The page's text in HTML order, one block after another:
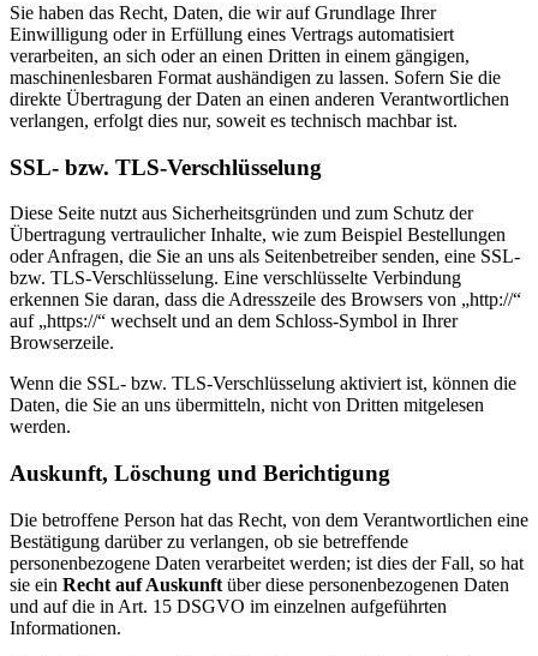
Sie haben das Recht, Daten, die wir auf Grundlage Ihrer
Einwilligung oder in Erfüllung eines Vertrags automatisiert
verarbeiten, an sich oder an einen Dritten in einem gängigen,
maschinenlesbaren Format aushändigen zu lassen. Sofern Sie die
direkte Übertragung der Daten an einen anderen Verantwortlichen
verlangen, erfolgt dies nur, soweit es technisch machbar ist.
SSL- bzw. TLS-Verschlüsselung
Diese Seite nutzt aus Sicherheitsgründen und zum Schutz der
Übertragung vertraulicher Inhalte, wie zum Beispiel Bestellungen
oder Anfragen, die Sie an uns als Seitenbetreiber senden, eine SSL-
bzw. TLS-Verschlüsselung. Eine verschlüsselte Verbindung
erkennen Sie daran, dass die Adresszeile des Browsers von „http://“
auf „https://“ wechselt und an dem Schloss-Symbol in Ihrer
Browserzeile.
Wenn die SSL- bzw. TLS-Verschlüsselung aktiviert ist, können die
Daten, die Sie an uns übermitteln, nicht von Dritten mitgelesen
werden.
Auskunft, Löschung und Berichtigung
Die betroffene Person hat das Recht, von dem Verantwortlichen eine
Bestätigung darüber zu verlangen, ob sie betreffende
personenbezogene Daten verarbeitet werden; ist dies der Fall, so hat
sie ein Recht auf Auskunft über diese personenbezogenen Daten
und auf die in Art. 15 DSGVO im einzelnen aufgeführten
Informationen.